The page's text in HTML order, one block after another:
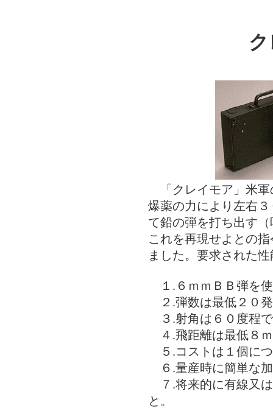
「クレイモア」米軍
爆薬の力により左右
て鉛の弾を打ち出す
これを再現せよとの
ました。要求された
１.６ｍｍＢＢ弾を
２.弾数は最低２０
３.射角は６０度程
４.飛距離は最低８
５.コストは１個に
６.量産時に簡単な
７.将来的に有線又
と。